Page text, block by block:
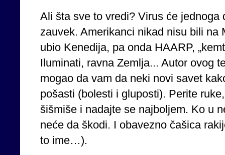
Ali šta sve to vredi? Virus će
zauvek. Amerikanci nikad nisu bili na
ubio Kenedija, pa onda HAARP,
Iluminati, ravna Zemlja... Autor ovog
mogao da vam da neki novi savet
pošasti (bolesti i gluposti). Perite
šišmiše i nadajte se najboljem. Ko u
neće da škodi. I obavezno čašica
to ime…).